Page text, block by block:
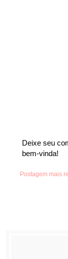
Deixe seu
bem-vinda!
Postagem mais